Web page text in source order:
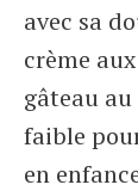
avec sa
crème
gâteau
faible
en